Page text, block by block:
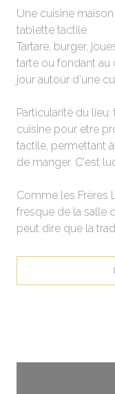
Une cuisine
tablette tactile
Tartare, burger,
tarte ou fondant au
jour autour d'une
Particularité du
cuisine pour etre
tactile, permettant
de manger. C'est
Comme les Frères
fresque de la salle
peut dire que la